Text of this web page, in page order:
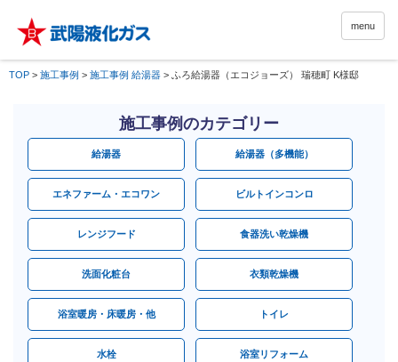
menu
TOP > 施工事例 > 施工事例 給湯器 > ふろ給湯器（エコジョーズ） 瑞穂町 K様邸
施工事例のカテゴリー
給湯器 給湯器（多機能）
エネファーム・エコワン ビルトインコンロ
レンジフード 食器洗い乾燥機
洗面化粧台 衣類乾燥機
浴室暖房・床暖房・他 トイレ
水栓 浴室リフォーム